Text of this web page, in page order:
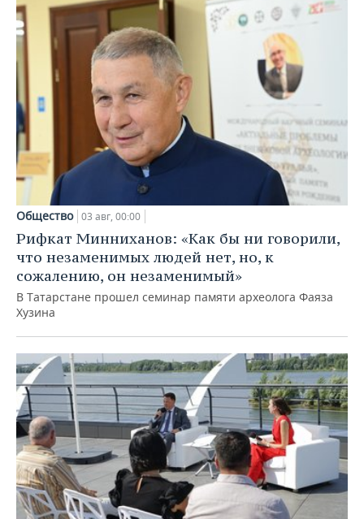
Общество 03 авг, 00:00
Рифкат Минниханов: «Как бы ни говорили,
что незаменимых людей нет, но, к
сожалению, он незаменимый»
В Татарстане прошел семинар памяти археолога Фаяза
Хузина